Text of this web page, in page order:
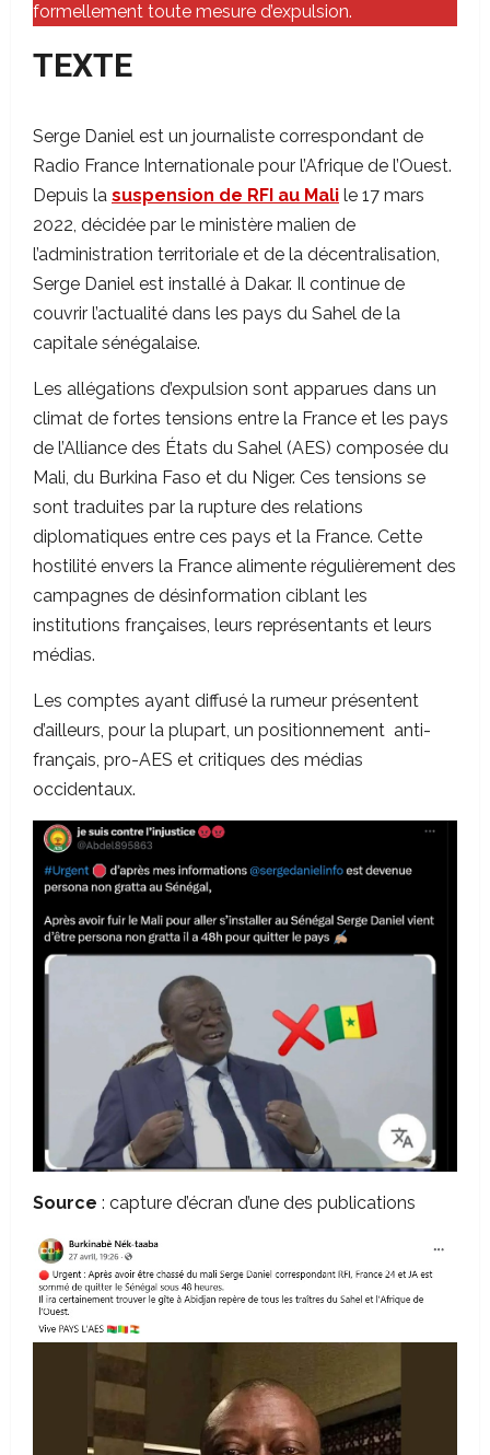
formellement toute mesure d’expulsion.
TEXTE
Serge Daniel est un journaliste correspondant de
Radio France Internationale pour l’Afrique de l’Ouest.
Depuis la suspension de RFI au Mali le 17 mars
2022, décidée par le ministère malien de
l’administration territoriale et de la décentralisation,
Serge Daniel est installé à Dakar. Il continue de
couvrir l’actualité dans les pays du Sahel de la
capitale sénégalaise.
Les allégations d’expulsion sont apparues dans un
climat de fortes tensions entre la France et les pays
de l’Alliance des États du Sahel (AES) composée du
Mali, du Burkina Faso et du Niger. Ces tensions se
sont traduites par la rupture des relations
diplomatiques entre ces pays et la France. Cette
hostilité envers la France alimente régulièrement des
campagnes de désinformation ciblant les
institutions françaises, leurs représentants et leurs
médias.
Les comptes ayant diffusé la rumeur présentent
d’ailleurs, pour la plupart, un positionnement anti-
français, pro-AES et critiques des médias
occidentaux.
Source : capture d’écran d’une des publications